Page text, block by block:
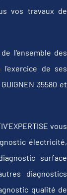
vos travaux de
l'ensemble des
de ses
35580 et
vous
électricité,
surface
diagnostics
qualité de